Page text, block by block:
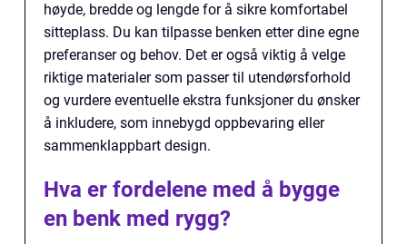
høyde, bredde og lengde for å sikre komfortabel
sitteplass. Du kan tilpasse benken etter dine egne
preferanser og behov. Det er også viktig å velge
riktige materialer som passer til utendørsforhold
og vurdere eventuelle ekstra funksjoner du ønsker
å inkludere, som innebygd oppbevaring eller
sammenklappbart design.
Hva er fordelene med å bygge
en benk med rygg?